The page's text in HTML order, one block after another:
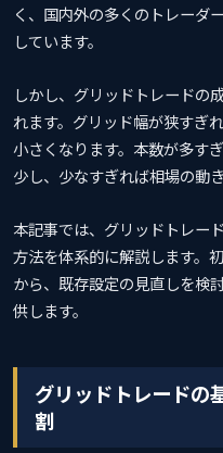
く、国内外の多くのトレーダ
しています。
しかし、グリッドトレードの
れます。グリッド幅が狭すぎ
小さくなります。本数が多す
少し、少なすぎれば相場の動
本記事では、グリッドトレー
方法を体系的に解説します。
から、既存設定の見直しを検
供します。
グリッドトレードの
割